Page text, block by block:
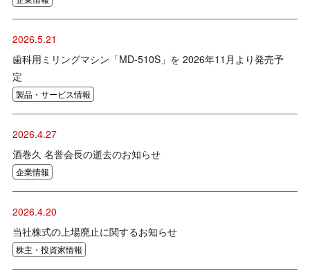
2026.5.21
歯科用ミリングマシン「MD-510S」を 2026年11月より発売予
定
製品・サービス情報
2026.4.27
酒巻久 名誉会長の逝去のお知らせ
企業情報
2026.4.20
当社株式の上場廃止に関するお知らせ
株主・投資家情報